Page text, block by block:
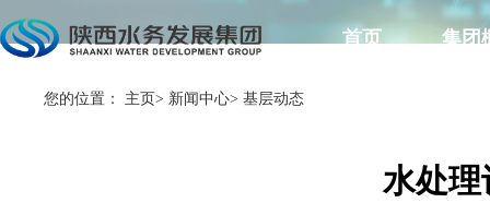
首页 集团
您的位置： 主页> 新闻中心> 基层动态
水处理